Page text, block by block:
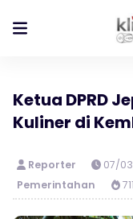
Ketua DPRD
Kuliner di
Reporter 07/
Pemerintahan